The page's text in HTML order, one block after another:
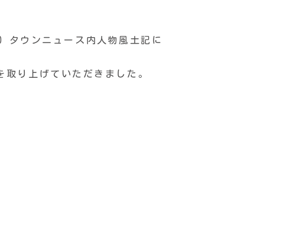
ウンニュース内人物風土記に
取り上げていただきました。